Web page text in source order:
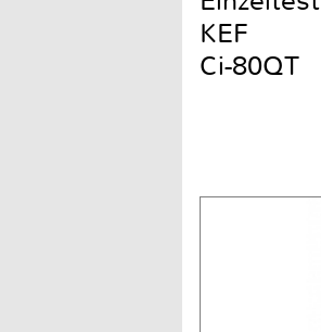
KEF
Ci-80QT